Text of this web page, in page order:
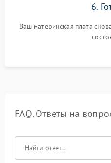
6.
Ваш материнская плата
FAQ. Ответы на